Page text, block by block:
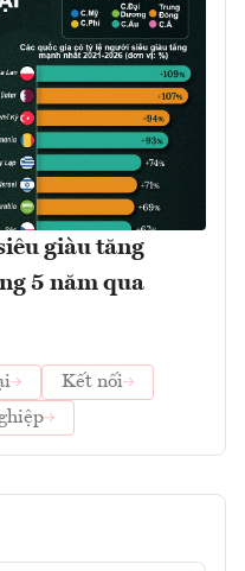
giàu tăng
5 năm qua
Kết nối